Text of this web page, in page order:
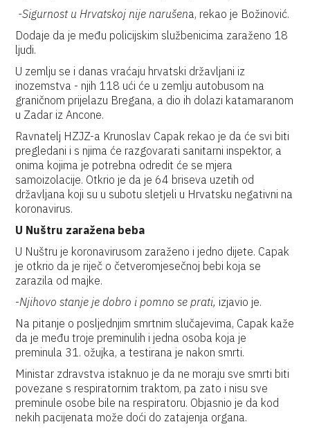
-Sigurnost u Hrvatskoj nije narušena, rekao je Božinović.
Dodaje da je među policijskim službenicima zaraženo 18
ljudi.
U zemlju se i danas vraćaju hrvatski državljani iz
inozemstva - njih 118 ući će u zemlju autobusom na
graničnom prijelazu Bregana, a dio ih dolazi katamaranom
u Zadar iz Ancone.
Ravnatelj HZJZ-a Krunoslav Capak rekao je da će svi biti
pregledani i s njima će razgovarati sanitarni inspektor, a
onima kojima je potrebna odredit će se mjera
samoizolacije. Otkrio je da je 64 briseva uzetih od
državljana koji su u subotu sletjeli u Hrvatsku negativni na
koronavirus.
U Nuštru zaražena beba
U Nuštru je koronavirusom zaraženo i jedno dijete. Capak
je otkrio da je riječ o četveromjesečnoj bebi koja se
zarazila od majke.
-Njihovo stanje je dobro i pomno se prati, izjavio je.
Na pitanje o posljednjim smrtnim slučajevima, Capak kaže
da je među troje preminulih i jedna osoba koja je
preminula 31. ožujka, a testirana je nakon smrti.
Ministar zdravstva istaknuo je da ne moraju sve smrti biti
povezane s respiratornim traktom, pa zato i nisu sve
preminule osobe bile na respiratoru. Objasnio je da kod
nekih pacijenata može doći do zatajenja organa.